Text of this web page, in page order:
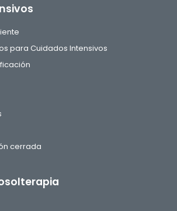
para Cuidados Intensivos
cerrada